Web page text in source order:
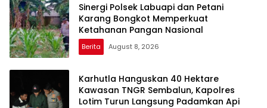
Sinergi Polsek Labuapi dan Petani
Karang Bongkot Memperkuat
Ketahanan Pangan Nasional
Berita August 8, 2026
Karhutla Hanguskan 40 Hektare
Kawasan TNGR Sembalun, Kapolres
Lotim Turun Langsung Padamkan Api